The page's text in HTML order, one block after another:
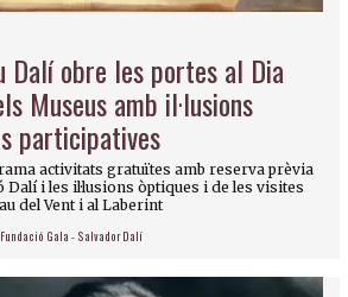
Dalí obre les portes al Dia
Museus amb il·lusions
participatives
activitats gratuïtes amb reserva prèvia
Dalí i les il·lusions òptiques i de les visites
del Vent i al Laberint
Fundació Gala - Salvador Dalí